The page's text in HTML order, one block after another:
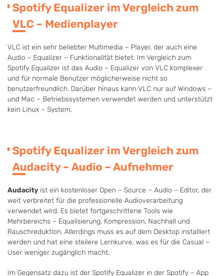
Spotify Equalizer im Vergleich zum
VLC – Medienplayer
VLC ist ein sehr beliebter Multimedia – Player, der auch eine
Audio – Equalizer – Funktionalität bietet. Im Vergleich zum
Spotify Equalizer ist das Audio – Equalizer von VLC komplexer
und für normale Benutzer möglicherweise nicht so
benutzerfreundlich. Darüber hinaus kann VLC nur auf Windows –
und Mac – Betriebssystemen verwendet werden und unterstützt
kein Linux – System.
Spotify Equalizer im Vergleich zum
Audacity – Audio – Aufnehmer
Audacity ist ein kostenloser Open – Source – Audio – Editor, der
weit verbreitet für die professionelle Audioverarbeitung
verwendet wird. Es bietet fortgeschrittene Tools wie
Mehrbereichs – Equalisierung, Kompression, Nachhall und
Rauschreduktion. Allerdings muss es auf dem Desktop installiert
werden und hat eine steilere Lernkurve, was es für die Casual –
User weniger zugänglich macht.
Im Gegensatz dazu ist der Spotify Equalizer in der Spotify – App